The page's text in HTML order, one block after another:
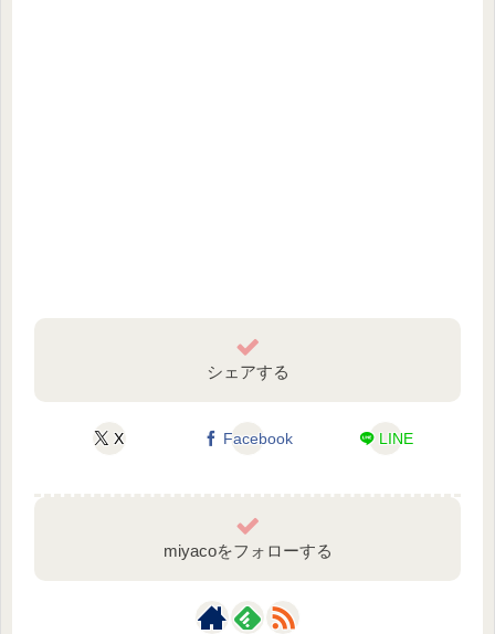
シェアする
X Facebook LINE
miyacoをフォローする